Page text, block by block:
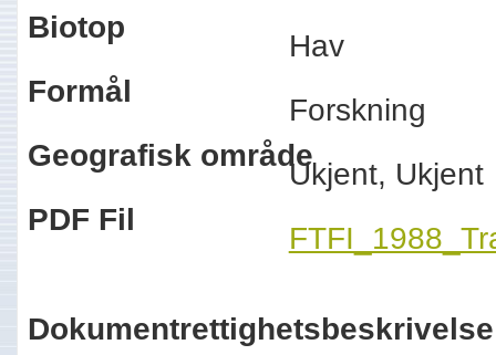
Biotop
Hav
Formål
Forskning
Geografisk område
Ukjent,
PDF Fil
Dokumentrettighetsbeskrivelse